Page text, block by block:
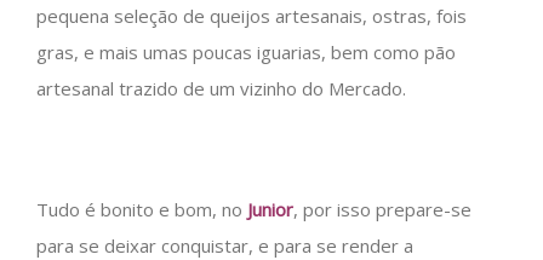
pequena seleção de queijos artesanais, ostras, fois
gras, e mais umas poucas iguarias, bem como pão
artesanal trazido de um vizinho do Mercado.
Tudo é bonito e bom, no Junior, por isso prepare-se
para se deixar conquistar, e para se render a